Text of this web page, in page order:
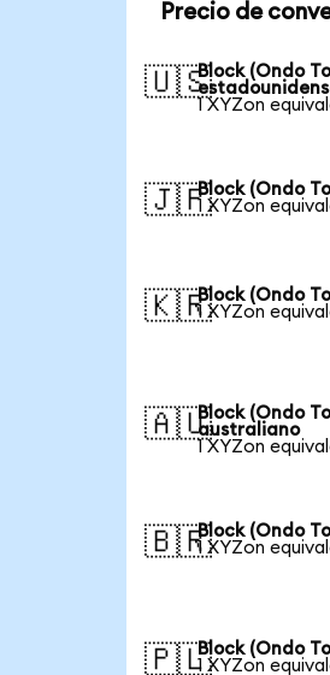
Precio de
🇺🇸Block (Ondo
1 XYZon
🇯🇵Block (Ondo
1 XYZon
🇰🇷Block (Ondo
1 XYZon
🇦🇺Block (Ondo
australiano
1 XYZon
🇧🇷Block (Ondo
1 XYZon
🇵🇱Block (Ondo
1 XYZon